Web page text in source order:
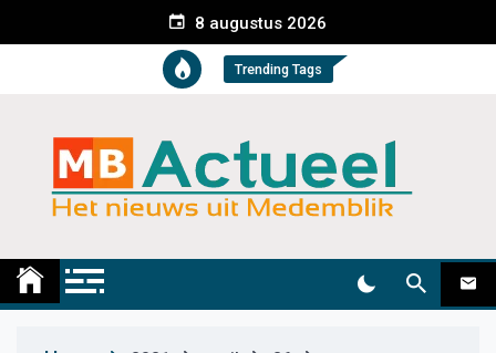
e
t
8 augustus 2026
Trending Tags
Medemblik Actueel